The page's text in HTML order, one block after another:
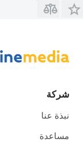
شركة
نبذة عنا
مساعدة